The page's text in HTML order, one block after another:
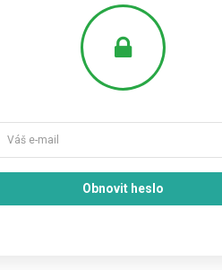
Obnovit heslo